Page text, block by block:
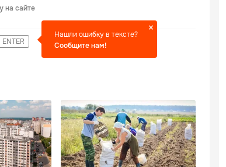
на сайте
ENTER
Нашли ошибку в тексте?
Сообщите нам!